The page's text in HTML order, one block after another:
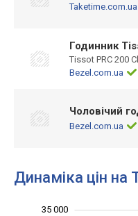
Taketime.com.ua
Годинник
Tissot PRC 200
Bezel.com.ua
Чоловічий
Bezel.com.ua
Динаміка цін на
35 000